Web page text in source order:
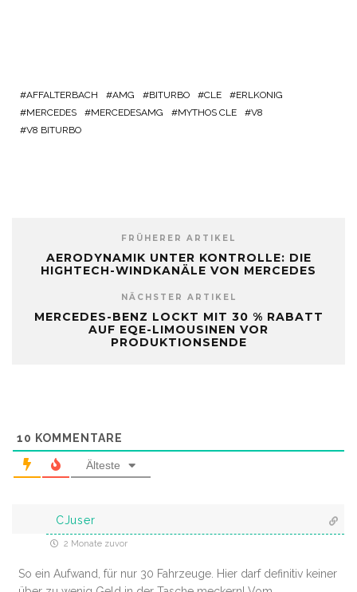
AFFALTERBACH AMG BITURBO CLE
ERLKONIG
MERCEDES
MERCEDESAMG MYTHOS CLE
V8
V8 BITURBO
FRÜHERER ARTIKEL
AERODYNAMIK UNTER KONTROLLE: DIE
HIGHTECH-WINDKANÄLE VON MERCEDES
NÄCHSTER ARTIKEL
MERCEDES-BENZ LOCKT MIT 30 % RABATT
AUF EQE-LIMOUSINEN VOR
PRODUKTIONSENDE
10 KOMMENTARE
Älteste
CJuser
2 Monate zuvor
So ein Aufwand, für nur 30 Fahrzeuge. Hier darf definitiv keiner